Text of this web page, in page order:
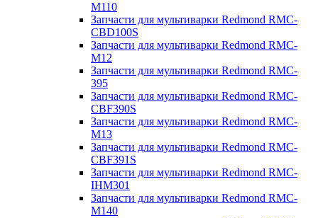
M110
Запчасти для мультиварки Redmond RMC-
CBD100S
Запчасти для мультиварки Redmond RMC-
M12
Запчасти для мультиварки Redmond RMC-
395
Запчасти для мультиварки Redmond RMC-
CBF390S
Запчасти для мультиварки Redmond RMC-
M13
Запчасти для мультиварки Redmond RMC-
CBF391S
Запчасти для мультиварки Redmond RMC-
IHM301
Запчасти для мультиварки Redmond RMC-
M140